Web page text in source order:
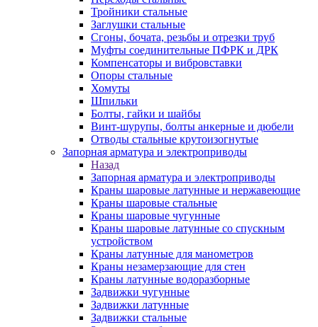
Тройники стальные
Заглушки стальные
Сгоны, бочата, резьбы и отрезки труб
Муфты соединительные ПФРК и ДРК
Компенсаторы и вибровставки
Опоры стальные
Хомуты
Шпильки
Болты, гайки и шайбы
Винт-шурупы, болты анкерные и дюбели
Отводы стальные крутоизогнутые
Запорная арматура и электроприводы
Назад
Запорная арматура и электроприводы
Краны шаровые латунные и нержавеющие
Краны шаровые стальные
Краны шаровые чугунные
Краны шаровые латунные со спускным
устройством
Краны латунные для манометров
Краны незамерзающие для стен
Краны латунные водоразборные
Задвижки чугунные
Задвижки латунные
Задвижки стальные